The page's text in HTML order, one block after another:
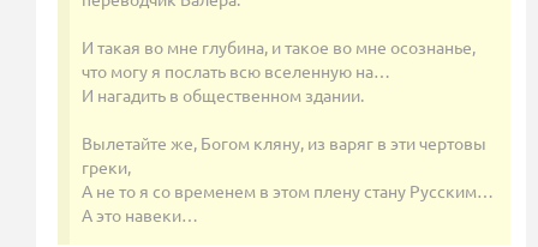
И такая во мне глубина, и такое во мне осознанье,
что могу я послать всю вселенную на…
И нагадить в общественном здании.
Вылетайте же, Богом кляну, из варяг в эти чертовы
греки,
А не то я со временем в этом плену стану Русским…
А это навеки…